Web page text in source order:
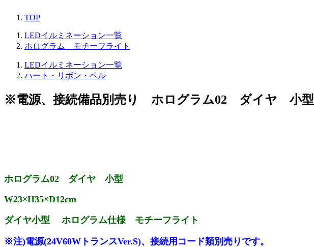
TOP
LEDイルミネーション一覧
ホログラム モチーフライト
LEDイルミネーション一覧
ハート・リボン・ベル
※電源、接続備品別売り ホログラム02 ダイヤ 小型
ホログラム02 ダイヤ 小型
W23×H35×D12cm
ダイヤ小型 ホログラム仕様 モチーフライト
※注)電源(24V60WトランスVer.S)、接続用コード類別売りです。